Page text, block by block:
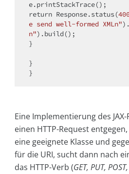
return Response.status(
e send well-formed XMLn"
n").build();
}
}
Eine Implementierung des
einen HTTP-Request
eine geeignete Klasse und
für die URI, sucht dann nach
das HTTP-Verb (GET, PUT,